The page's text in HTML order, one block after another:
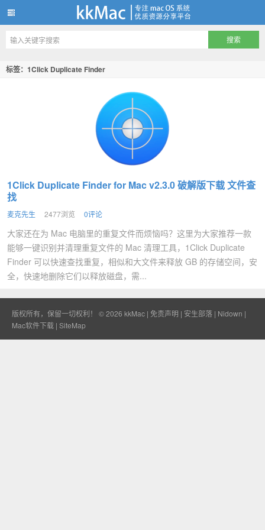
kkMac
标签：1Click Duplicate Finder
1Click Duplicate Finder for Mac v2.3.0 破解版下载 文件查
找
麦克先生 2477浏览 0评论
大家还在为 Mac 电脑里的重复文件而烦恼吗？这里为大家推荐一款
能够一键识别并清理重复文件的 Mac 清理工具，1Click Duplicate
Finder 可以快速查找重复，相似和大文件来释放 GB 的存储空间，安
全，快速地删除它们以释放磁盘，需...
版权所有，保留一切权利！ © 2026 kkMac | 免责声明 | 安生部落 | Nidown |
Mac软件下载 | SiteMap